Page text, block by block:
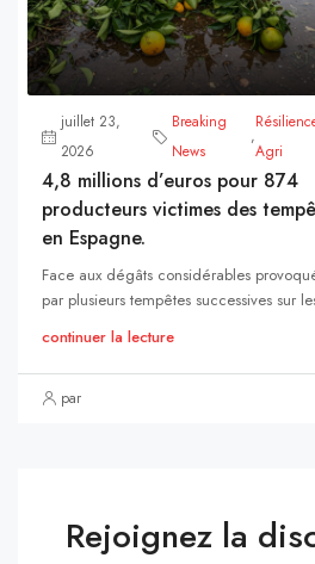
juillet 23,
2026
Breaking
News
,
Agri
4,8 millions d’euros pour 874
producteurs victimes des
en Espagne.
Face aux dégâts considérables
par plusieurs tempêtes successives sur
continuer la lecture
par
Rejoignez la